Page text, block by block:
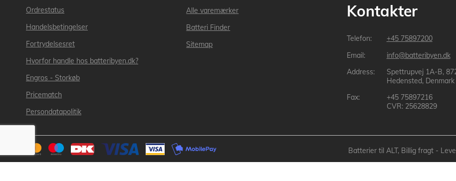
Ordrestatus
Handelsbetingelser
Fortrydelsesret
Hvorfor handle hos batteribyen.dk?
Engros - Storkøb
Pricematch
Persondatapolitik
Alle varemærker
Batteri Finder
Sitemap
Kontakter
+45 75897200
info@batteribyen.dk
Spettrupvej 1A-B,
Hedensted, Denmark
+45 75897216
CVR: 25628829
Batterier til ALT, Billig fragt -